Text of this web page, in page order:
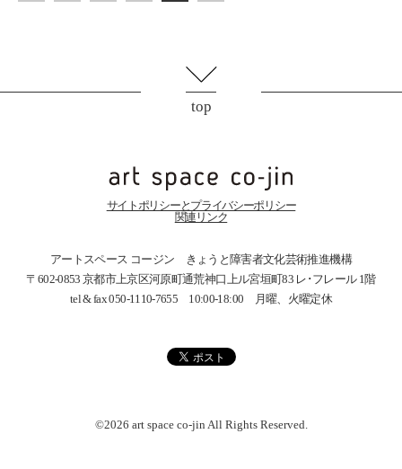
top
サイトポリシーとプライバシーポリシー
関連リンク
アートスペース コージン きょうと障害者文化芸術推進機構
〒602-0853 京都市上京区河原町通荒神口上ル宮垣町83 レ･フレール 1階
tel & fax 050-1110-7655 10:00-18:00 月曜、火曜定休
©2026 art space co-jin All Rights Reserved.